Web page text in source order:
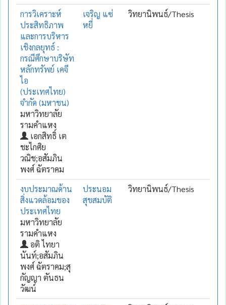
การวิเคราะห์
ประสิทธิภาพ
และการบริหาร
เชิงกลยุทธ์ :
กรณีศึกษาบริษัท
หลักทรัพย์ เคจี
ไอ
(ประเทศไทย)
จำกัด (มหาชน)
มหาวิทยาลัย
รามคำแหง
เอกสิทธิ์ เต
ชะไกศิย
วณิช;อสัมภิน
พงศ์ ฉัตราคม
เจริญ แซ่
หยี่
วิทยานิพนธ์/Thesis
งบประมาณด้าน
สิ่งแวดล้อมของ
ประเทศไทย
มหาวิทยาลัย
รามคำแหง
อติ ไทยา
นันท์;อสัมภิน
พงศ์ ฉัตราคม;สุ
กัญญา ตันธน
วัฒน์
ประนอม
สุขสมบัติ
วิทยานิพนธ์/Thesis